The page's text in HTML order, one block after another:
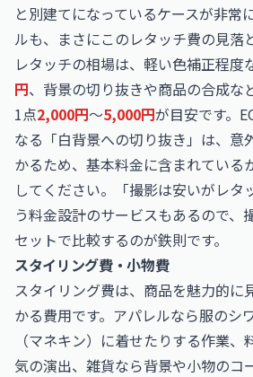
と別建てになっているケースが非常
ルも、まさにこのレタッチ費の見落
レタッチの相場は、軽い色補正程度
円、背景の切り抜きや商品の合成な
1点2,000円〜5,000円が目安です。
なる「白背景への切り抜き」は、意
かるため、基本料金に含まれている
してください。「撮影は安いがレタ
う料金設計のサービスもあるので、
セットで比較するのが鉄則です。
スタイリング費・小物費
スタイリング費は、商品を魅力的に
かる費用です。アパレルなら服のシ
（マネキン）に着せたりする作業
気の演出、雑貨なら背景や小物のコ